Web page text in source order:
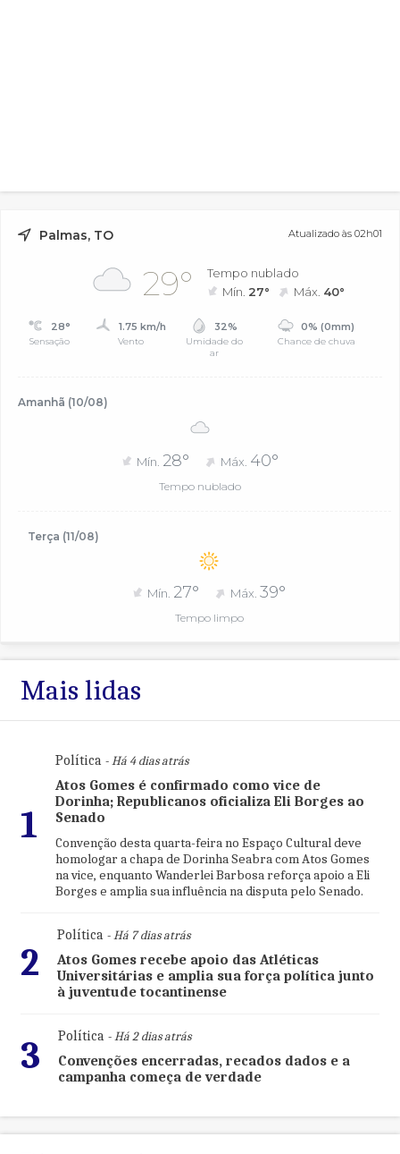
Palmas, TO Atualizado às 02h01
29°
Tempo nublado
Mín. 27° Máx. 40°
28°
Sensação
1.75 km/h
Vento
32%
Umidade do
ar
0% (0mm)
Chance de chuva
Amanhã (10/08)
Mín. 28° Máx. 40°
Tempo nublado
Terça (11/08)
Mín. 27° Máx.39°
Tempo limpo
Mais lidas
1
Política- Há 4 dias atrás
Atos Gomes é confirmado como vice de
Dorinha; Republicanos oficializa Eli Borges ao
Senado
Convenção desta quarta-feira no Espaço Cultural deve
homologar a chapa de Dorinha Seabra com Atos Gomes
na vice, enquanto Wanderlei Barbosa reforça apoio a Eli
Borges e amplia sua influência na disputa pelo Senado.
2
Política- Há 7 dias atrás
Atos Gomes recebe apoio das Atléticas
Universitárias e amplia sua força política junto
à juventude tocantinense
3 Política- Há 2 dias atrás
Convenções encerradas, recados dados e a
campanha começa de verdade